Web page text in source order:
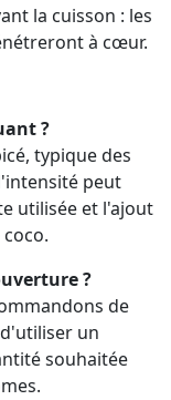
la cuisson : les
à cœur.
?
typique des
peut
utilisée et l'ajout
?
de
un
souhaitée